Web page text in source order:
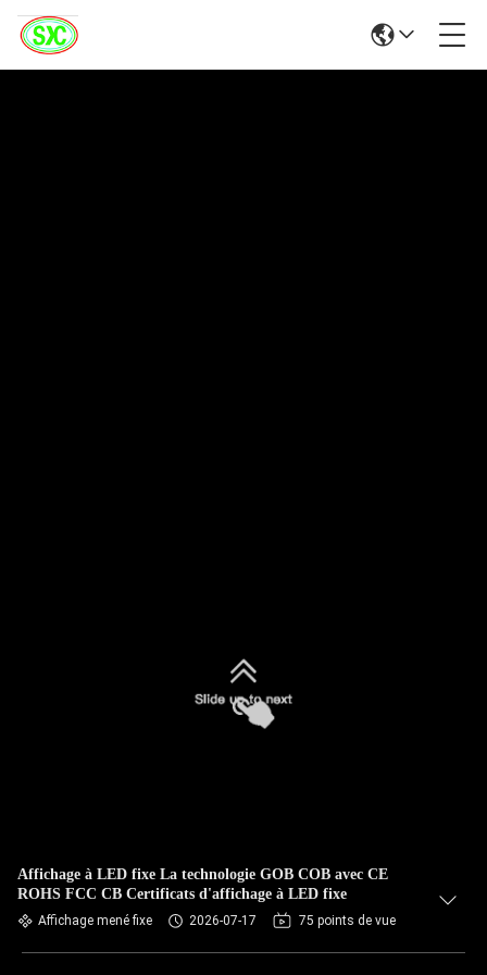
Affichage à LED fixe La technologie GOB COB avec CE
ROHS FCC CB Certificats d'affichage à LED fixe
Affichage mené fixe 2026-07-17 75 points de vue